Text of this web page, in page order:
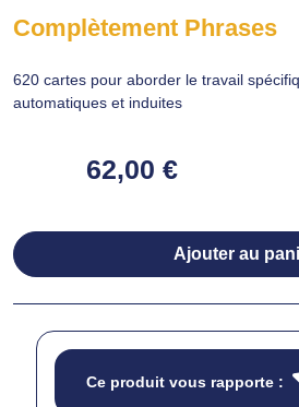
Complètement Phrases
620 cartes pour aborder le travail
automatiques et induites
62,00 €
Ajouter au
Ce produit vous rapporte :